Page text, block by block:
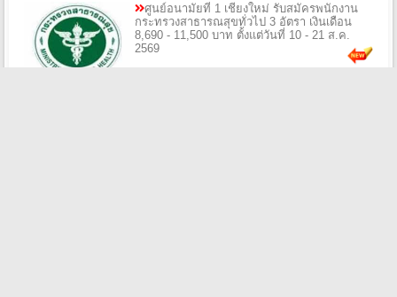
ศูนย์อนามัยที่ 1 เชียงใหม่ รับสมัครพนักงาน
กระทรวงสาธารณสุขทั่วไป 3 อัตรา เงินเดือน
8,690 - 11,500 บาท ตั้งแต่วันที่ 10 - 21 ส.ค.
2569